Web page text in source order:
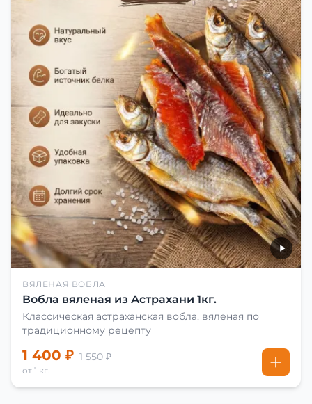
ВЯЛЕНАЯ ВОБЛА
Вобла вяленая из Астрахани 1кг.
Классическая астраханская вобла, вяленая по
традиционному рецепту
1 400 ₽ 1 550 ₽
от 1 кг.